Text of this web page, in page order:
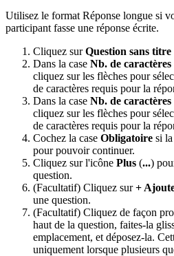
Utilisez le format Réponse longue si
participant fasse une réponse écrite.
Cliquez surQuestion sans titre
Dans la case Nb. de
cliquez sur les flèches pour
de caractères requis pour la
Dans la case Nb. de caractères
cliquez sur les flèches pour
de caractères requis pour la
Cochez la case Obligatoire si
pour pouvoir continuer.
Cliquez sur l'icône Plus (...)
question.
(Facultatif) Cliquez sur+
une question.
(Facultatif) Cliquez de façon
haut de la question, faites-la
emplacement, et déposez-la.
uniquement lorsque plusieurs